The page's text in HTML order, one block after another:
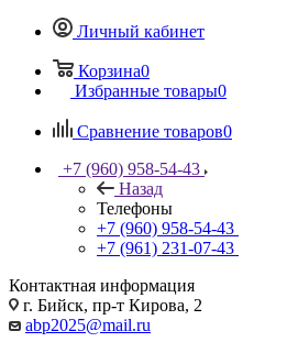
Личный кабинет
Корзина0
Избранные товары0
Сравнение товаров0
+7 (960) 958-54-43
Назад
Телефоны
+7 (960) 958-54-43
+7 (961) 231-07-43
Контактная информация
г. Бийск, пр-т Кирова, 2
abp2025@mail.ru